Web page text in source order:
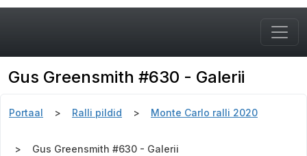
Gus Greensmith #630 - Galerii
Portaal Ralli pildid Monte Carlo ralli 2020
Gus Greensmith #630 - Galerii